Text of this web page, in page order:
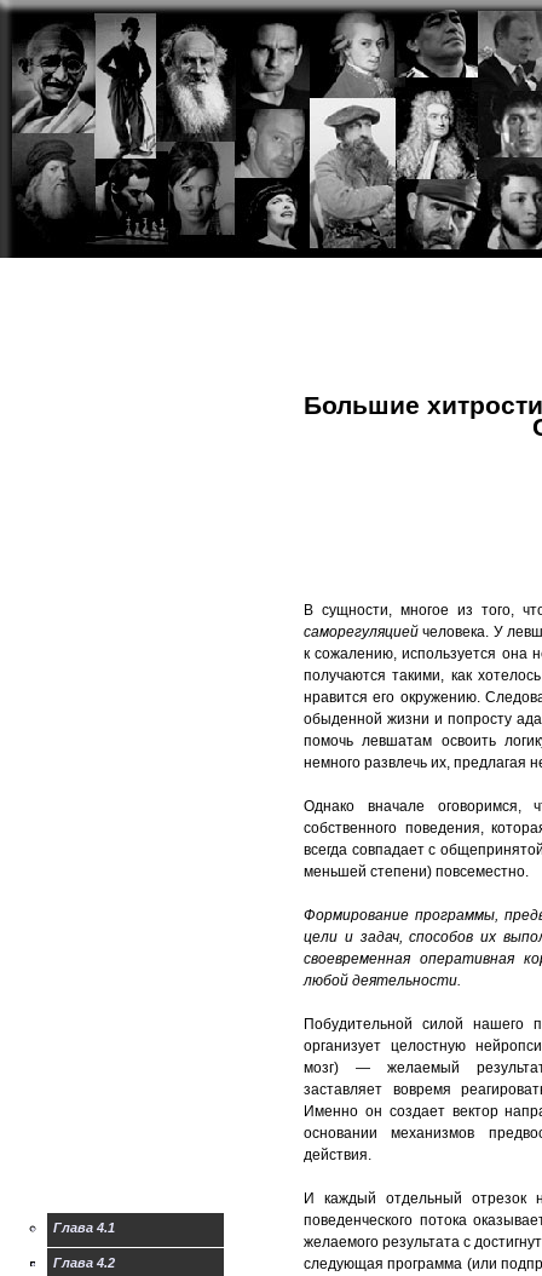
Глава 4.1
Глава 4.2
Большие
В сущности, многое из того,
саморегуляциейчеловека. У
к сожалению, используется она
получаются такими, как
нравится его окружению.
обыденной жизни и попросту
помочь левшатам освоить
немного развлечь их, предлагая
Однако вначале оговоримся,
собственного поведения,
всегда совпадает с
меньшей степени) повсеместно.
Формирование программы,
цели и задач, способов их
своевременная оперативная
любой деятельности.
Побудительной силой нашего
организует целостную
мозг) — желаемый
заставляет вовремя
Именно он создает вектор
основании механизмов
действия.
И каждый отдельный отрезок
поведенческого потока
желаемого результата с
следующая программа (или